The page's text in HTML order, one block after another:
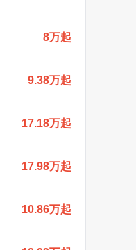
8万起
9.38万起
17.18万起
17.98万起
10.86万起